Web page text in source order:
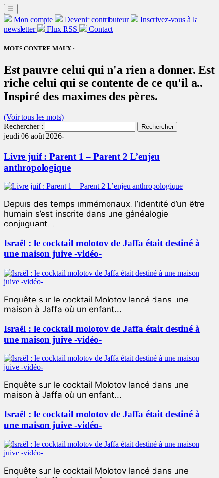
☰
Mon compte Devenir contributeur
Inscrivez-vous à la
newsletter
Flux RSS Contact
MOTS CONTRE MAUX :
Est pauvre celui qui n'a rien a donner. Est
riche celui qui se contente de ce qu'il a..
Inspiré des maximes des pères.
(Voir tous les mots)
Rechercher :
jeudi 06 août 2026-
Livre juif : Parent 1 – Parent 2 L’enjeu
anthropologique
Depuis des temps immémoriaux, l’identité d’un être
humain s’est inscrite dans une généalogie
conjuguant...
Israël : le cocktail molotov de Jaffa était destiné à
une maison juive -vidéo-
Enquête sur le cocktail Molotov lancé dans une
maison à Jaffa où un enfant...
Israël : le cocktail molotov de Jaffa était destiné à
une maison juive -vidéo-
Enquête sur le cocktail Molotov lancé dans une
maison à Jaffa où un enfant...
Israël : le cocktail molotov de Jaffa était destiné à
une maison juive -vidéo-
Enquête sur le cocktail Molotov lancé dans une